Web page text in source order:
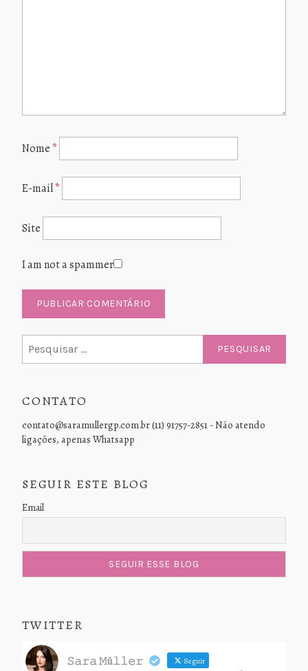
Nome *
E-mail*
Site
I am not a spammer
por:
CONTATO
contato@saramullergp.com.br (11) 91757-2851 - Não atendo
ligações, apenas Whatsapp
SEGUIR ESTE BLOG
Email
TWITTER
𝚂𝚊𝚛𝚊 𝙼ü𝚕𝚕𝚎𝚛 Seguir